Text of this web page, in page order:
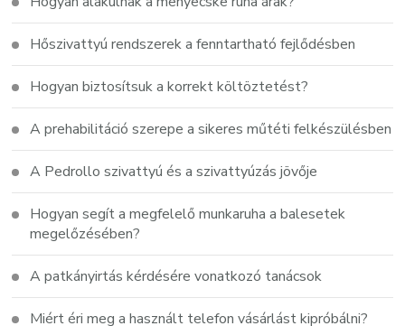
Hőszivattyú rendszerek a fenntartható fejlődésben
Hogyan biztosítsuk a korrekt költöztetést?
A prehabilitáció szerepe a sikeres műtéti felkészülésben
A Pedrollo szivattyú és a szivattyúzás jövője
Hogyan segít a megfelelő munkaruha a balesetek
megelőzésében?
A patkányirtás kérdésére vonatkozó tanácsok
Miért éri meg a használt telefon vásárlást kipróbálni?